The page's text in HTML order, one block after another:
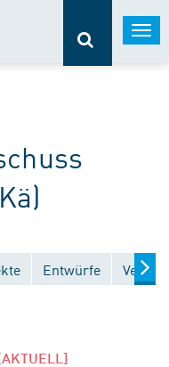
Entwürfe